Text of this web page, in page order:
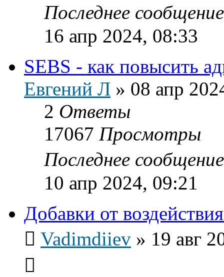
Последнее
16 апр 2024, 08:33
SEBS - как повысить
Евгений Л » 08 апр
2 Ответы
17067 Просмотры
Последнее
10 апр 2024, 09:21
Добавки от
Vadimdiiev » 19 авг